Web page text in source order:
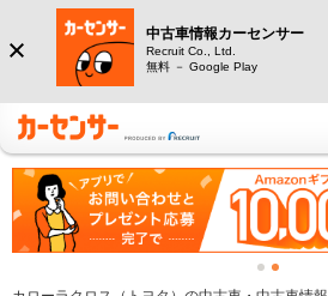
中古車情報カーセンサー
Recruit Co., Ltd.
無料 － Google Play